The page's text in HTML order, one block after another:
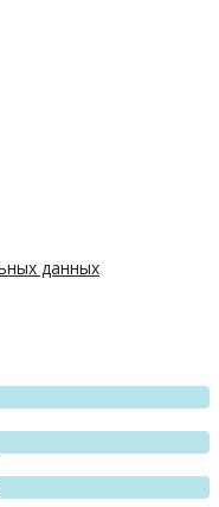
данных